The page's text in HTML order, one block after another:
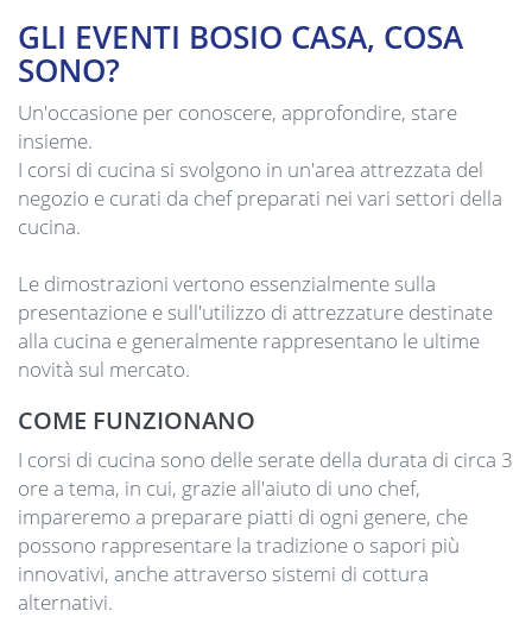
GLI EVENTI BOSIO CASA, COSA
SONO?
Un'occasione per conoscere, approfondire, stare
insieme.
I corsi di cucina si svolgono in un'area attrezzata del
negozio e curati da chef preparati nei vari settori della
cucina.
Le dimostrazioni vertono essenzialmente sulla
presentazione e sull'utilizzo di attrezzature destinate
alla cucina e generalmente rappresentano le ultime
novità sul mercato.
COME FUNZIONANO
I corsi di cucina sono delle serate della durata di circa 3
ore a tema, in cui, grazie all'aiuto di uno chef,
impareremo a preparare piatti di ogni genere, che
possono rappresentare la tradizione o sapori più
innovativi, anche attraverso sistemi di cottura
alternativi.